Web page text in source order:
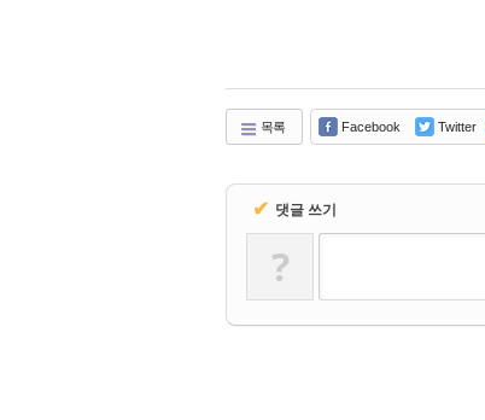
목록 Facebook Twitter
✔ 댓글 쓰기
?